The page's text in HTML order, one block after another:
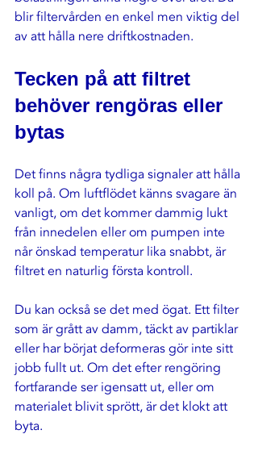
blir filtervården en enkel men viktig del
av att hålla nere driftkostnaden.
Tecken på att filtret
behöver rengöras eller
bytas
Det finns några tydliga signaler att hålla
koll på. Om luftflödet känns svagare än
vanligt, om det kommer dammig lukt
från innedelen eller om pumpen inte
når önskad temperatur lika snabbt, är
filtret en naturlig första kontroll.
Du kan också se det med ögat. Ett filter
som är grått av damm, täckt av partiklar
eller har börjat deformeras gör inte sitt
jobb fullt ut. Om det efter rengöring
fortfarande ser igensatt ut, eller om
materialet blivit sprött, är det klokt att
byta.